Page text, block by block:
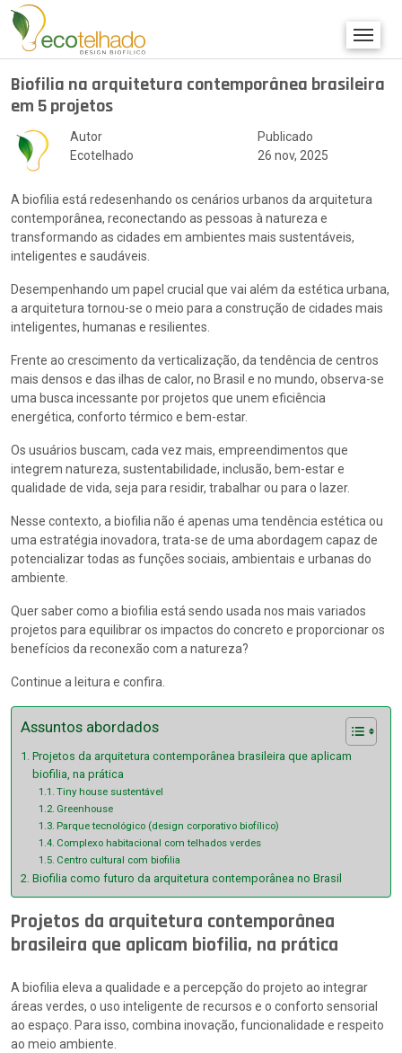
Biofilia na arquitetura contemporânea brasileira
em 5 projetos
Autor
Ecotelhado
Publicado
26 nov, 2025
A biofilia está redesenhando os cenários urbanos da arquitetura
contemporânea, reconectando as pessoas à natureza e
transformando as cidades em ambientes mais sustentáveis,
inteligentes e saudáveis.
Desempenhando um papel crucial que vai além da estética urbana,
a arquitetura tornou-se o meio para a construção de cidades mais
inteligentes, humanas e resilientes.
Frente ao crescimento da verticalização, da tendência de centros
mais densos e das ilhas de calor, no Brasil e no mundo, observa-se
uma busca incessante por projetos que unem eficiência
energética, conforto térmico e bem-estar.
Os usuários buscam, cada vez mais, empreendimentos que
integrem natureza, sustentabilidade, inclusão, bem-estar e
qualidade de vida, seja para residir, trabalhar ou para o lazer.
Nesse contexto, a biofilia não é apenas uma tendência estética ou
uma estratégia inovadora, trata-se de uma abordagem capaz de
potencializar todas as funções sociais, ambientais e urbanas do
ambiente.
Quer saber como a biofilia está sendo usada nos mais variados
projetos para equilibrar os impactos do concreto e proporcionar os
benefícios da reconexão com a natureza?
Continue a leitura e confira.
Assuntos abordados
Projetos da arquitetura contemporânea brasileira que aplicam
biofilia, na prática
Tiny house sustentável
Greenhouse
Parque tecnológico (design corporativo biofílico)
Complexo habitacional com telhados verdes
Centro cultural com biofilia
Biofilia como futuro da arquitetura contemporânea no Brasil
Projetos da arquitetura contemporânea
brasileira que aplicam biofilia, na prática
A biofilia eleva a qualidade e a percepção do projeto ao integrar
áreas verdes, o uso inteligente de recursos e o conforto sensorial
ao espaço. Para isso, combina inovação, funcionalidade e respeito
ao meio ambiente.